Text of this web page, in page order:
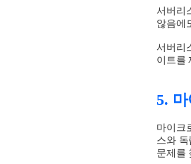
서버리
않음에
서버리
이트를
5.
마이크
스와
문제를